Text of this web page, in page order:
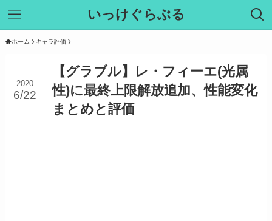
いっけぐらぶる
ホーム キャラ評価
【グラブル】レ・フィーエ(光属
性)に最終上限解放追加、性能変化
まとめと評価
2020
6/22